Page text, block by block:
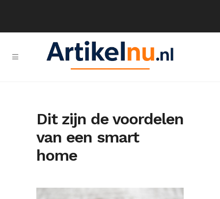
Dit zijn de voordelen
van een smart
home